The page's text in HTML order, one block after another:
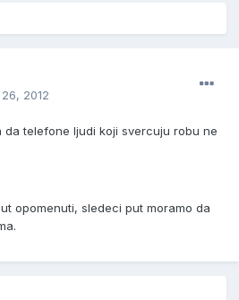
2012
da telefone ljudi koji svercuju robu ne
opomenuti, sledeci put moramo da